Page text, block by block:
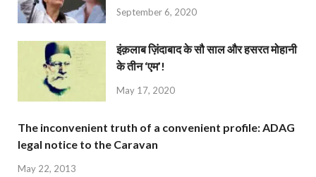
September 6, 2020
इंक़लाब ज़िंदाबाद के सौ साल और हसरत मोहानी
के तीन ‘एम’!
May 17, 2020
The inconvenient truth of a convenient profile: ADAG
legal notice to the Caravan
May 22, 2013